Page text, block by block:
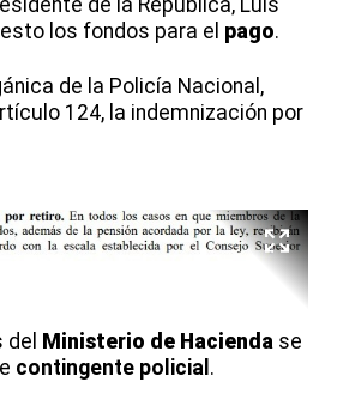
los fondos para el pago.
de la Policía Nacional,
124, la indemnización por
del Ministerio de Hacienda se
contingente policial .